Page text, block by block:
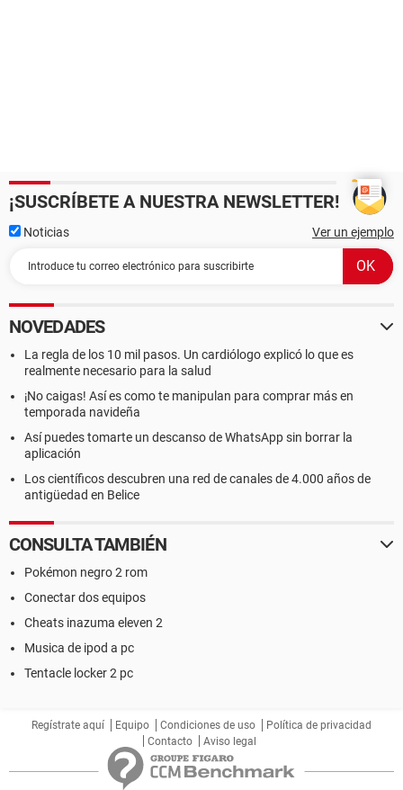
¡SUSCRÍBETE A NUESTRA NEWSLETTER!
Noticias Ver un ejemplo
NOVEDADES
La regla de los 10 mil pasos. Un cardiólogo explicó lo que es
realmente necesario para la salud
¡No caigas! Así es como te manipulan para comprar más en
temporada navideña
Así puedes tomarte un descanso de WhatsApp sin borrar la
aplicación
Los científicos descubren una red de canales de 4.000 años de
antigüedad en Belice
CONSULTA TAMBIÉN
Pokémon negro 2 rom
Conectar dos equipos
Cheats inazuma eleven 2
Musica de ipod a pc
Tentacle locker 2 pc
Regístrate aquí Equipo Condiciones de uso
Política de privacidad
Contacto
Aviso legal